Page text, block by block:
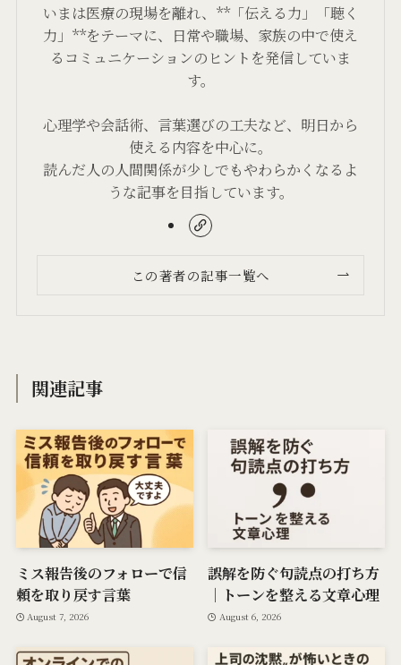
いまは医療の現場を離れ、**「伝える力」「聴く
力」**をテーマに、日常や職場、家族の中で使え
るコミュニケーションのヒントを発信していま
す。
心理学や会話術、言葉選びの工夫など、明日から
使える内容を中心に。
読んだ人の人間関係が少しでもやわらかくなるよ
うな記事を目指しています。
この著者の記事一覧へ
関連記事
ミス報告後のフォローで信
頼を取り戻す言葉
August 7, 2026
誤解を防ぐ句読点の打ち方
｜トーンを整える文章心理
August 6, 2026